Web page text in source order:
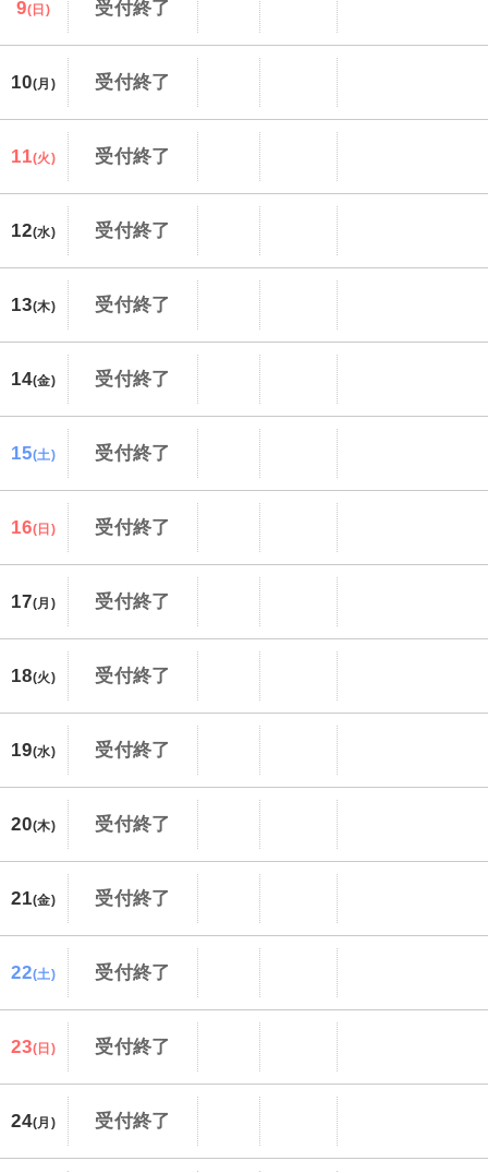
9(日) 受付終了
10(月) 受付終了
11(火) 受付終了
12(水) 受付終了
13(木) 受付終了
14(金) 受付終了
15(土) 受付終了
16(日) 受付終了
17(月) 受付終了
18(火) 受付終了
19(水) 受付終了
20(木) 受付終了
21(金) 受付終了
22(土) 受付終了
23(日) 受付終了
24(月) 受付終了